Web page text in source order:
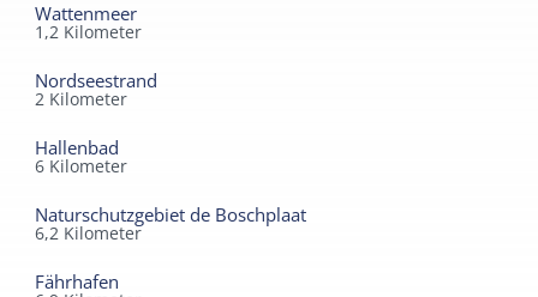
Wattenmeer
1,2 Kilometer
Nordseestrand
2 Kilometer
Hallenbad
6 Kilometer
Naturschutzgebiet de Boschplaat
6,2 Kilometer
Fährhafen